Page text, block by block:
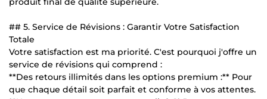
## 5. Service de Révisions : Garantir Votre Satisfaction
Totale
Votre satisfaction est ma priorité. C'est pourquoi j'offre un
service de révisions qui comprend :
**Des retours illimités dans les options premium :** Pour
que chaque détail soit parfait et conforme à vos attentes.